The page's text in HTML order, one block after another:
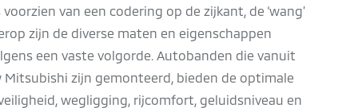
van een codering op de zijkant, de ‘wang’
zijn de diverse maten en eigenschappen
een vaste volgorde. Autobanden die vanuit
Mitsubishi zijn gemonteerd, bieden de optimale
wegligging, rijcomfort, geluidsniveau en